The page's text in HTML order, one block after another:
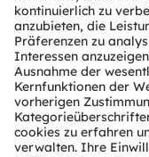
17/09/2019
17/09/2019